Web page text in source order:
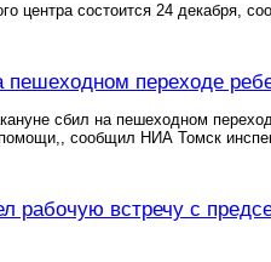
центра состоится 24 декабря,
переходе
сбил на пешеходном
помощи,, сообщил НИА Томск
рабочую встречу с